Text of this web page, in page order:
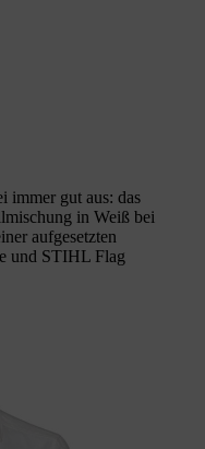
immer gut aus: das
in Weiß bei
aufgesetzten
und STIHL Flag